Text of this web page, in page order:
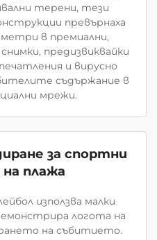
терени, тези
превърнаха
в премиални,
предизвиквайки
и вирусно
съдържание в
мрежи.
за спортни
плажа
използва малки
логота на
на събитието.